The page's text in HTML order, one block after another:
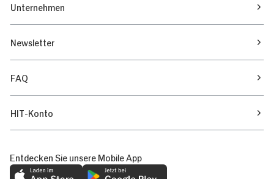
Unternehmen
Newsletter
FAQ
HIT-Konto
Entdecken Sie unsere Mobile App